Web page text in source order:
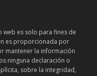
web es solo para fines de
es proporcionada por
mantener la información
ninguna declaración o
sobre la integridad,